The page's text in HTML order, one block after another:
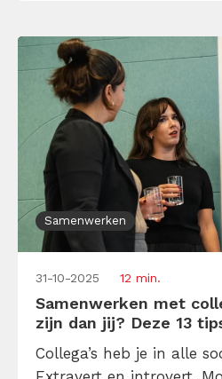
doen om succesvol
elke willekeurige collega?
Samenwerken
31-10-2025 12 min.
Samenwerken met
zijn dan jij? Deze 13
Collega’s heb je in alle